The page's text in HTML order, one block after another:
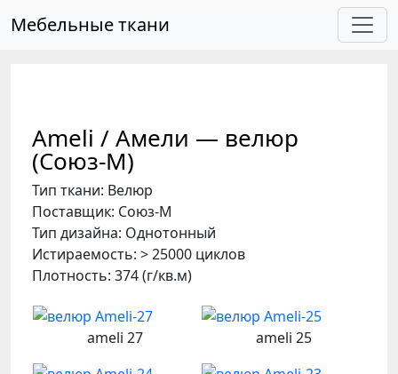
Мебельные ткани
Ameli / Амели — велюр
(Союз-М)
Тип ткани: Велюр
Поставщик: Союз-М
Тип дизайна: Однотонный
Истираемость: > 25000 циклов
Плотность: 374 (г/кв.м)
ameli 27 ameli 25